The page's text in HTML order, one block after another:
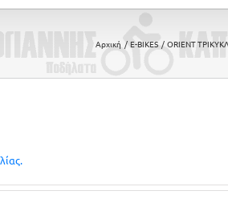
Αρχική E-BIKES ORIENT